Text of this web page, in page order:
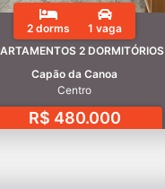
2 dorms
1 vaga
2 DORMITÓRIOS
Capão da Canoa
Centro
R$ 480.000